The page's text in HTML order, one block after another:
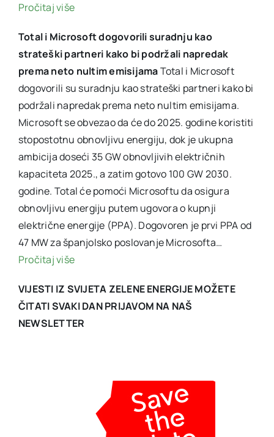
Pročitaj više
Total i Microsoft dogovorili suradnju kao
strateški partneri kako bi podržali napredak
prema neto nultim emisijamaTotal i Microsoft
dogovorili su suradnju kao strateški partneri kako bi
podržali napredak prema neto nultim emisijama.
Microsoft se obvezao da će do 2025. godine koristiti
stopostotnu obnovljivu energiju, dok je ukupna
ambicija doseći 35 GW obnovljivih električnih
kapaciteta 2025., a zatim gotovo 100 GW 2030.
godine. Total će pomoći Microsoftu da osigura
obnovljivu energiju putem ugovora o kupnji
električne energije (PPA). Dogovoren je prvi PPA od
47 MW za španjolsko poslovanje Microsofta…
Pročitaj više
VIJESTI IZ SVIJETA ZELENE ENERGIJE MOŽETE
ČITATI SVAKI DAN PRIJAVOM NA NAŠ
NEWSLETTER